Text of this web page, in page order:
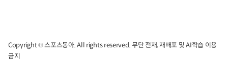
Copyright © 스포츠동아. All rights reserved. 무단 전재, 재배포 및 AI학습 이용
금지